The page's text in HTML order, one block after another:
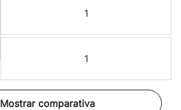
1
1
Mostrar comparativa